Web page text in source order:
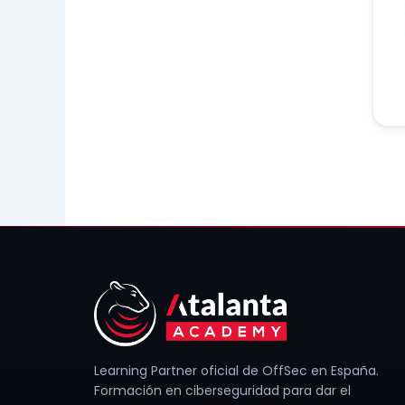
Learning Partner oficial de OffSec en España.
Formación en ciberseguridad para dar el